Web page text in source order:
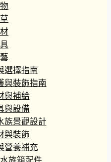
選擇指南
與裝飾指南
與補給
與設備
族景觀設計
與裝飾
營養補充
族箱配件